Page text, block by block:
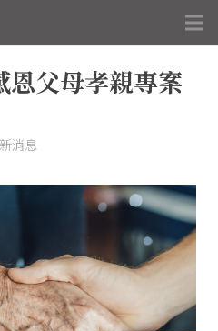
恩父母孝親專案
消息